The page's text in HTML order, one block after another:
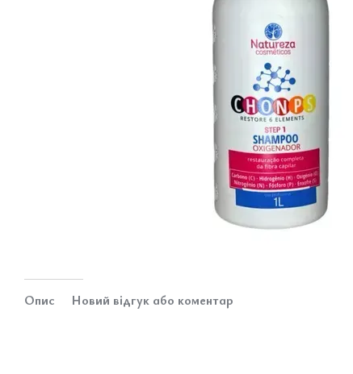
Опис Новий відгук або коментар